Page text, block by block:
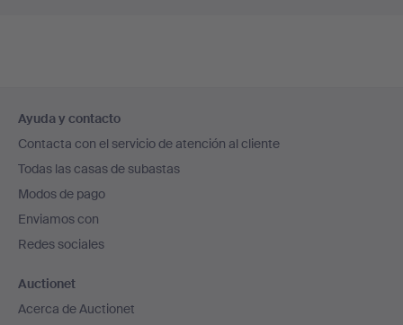
en
el
pie
de
página
Ayuda y contacto
Contacta con el servicio de atención al cliente
Todas las casas de subastas
Modos de pago
Enviamos con
Redes sociales
Auctionet
Acerca de Auctionet